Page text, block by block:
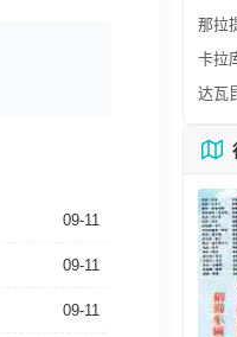
09-11
09-11
09-11
那拉
卡拉
达瓦